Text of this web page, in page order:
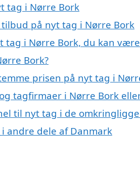
tag i Nørre Bork
på nyt tag i Nørre Bork
tag i Nørre Bork, du kan
Bork?
prisen på nyt tag i
tagfirmaer i Nørre Bork
til nyt tag i de
andre dele af Danmark